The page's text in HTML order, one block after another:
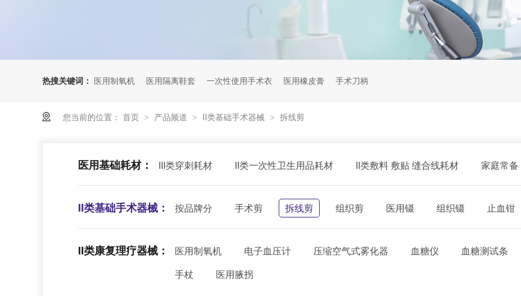
热搜关键词： 医用制氧机 医用隔离鞋套 一次性使用手术衣 医用橡皮膏 手术刀柄
您当前的位置： 首页 > 产品频道 > II类基础手术器械 > 拆线剪
医用基础耗材： III类穿刺耗材 II类一次性卫生用品耗材 II类敷料 敷贴 缝合线耗材 家庭常备
II类基础手术器械： 按品牌分 手术剪 拆线剪 组织剪 医用镊 组织镊 止血钳
II类康复理疗器械： 医用制氧机 电子血压计 压缩空气式雾化器 血糖仪 血糖测试条
手杖
医用腋拐